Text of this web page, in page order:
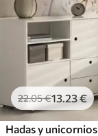
22.05€13 .23€
Hadas y unicornios